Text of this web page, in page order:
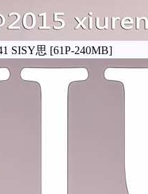
SISY思 [61P-240MB]